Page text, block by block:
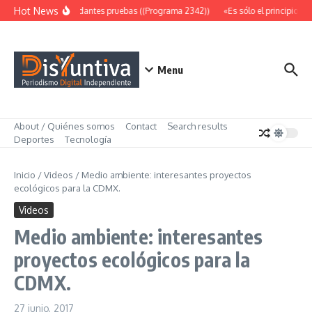
Saltar al contenido
Hot NewsAbundantes pruebas ((Programa 2342)) «Es sólo el principio»
Menu
About / Quiénes somos Contact
Search results
Deportes
Tecnología
Inicio /Videos / Medio ambiente: interesantes proyectos
ecológicos para la CDMX.
Videos
Medio ambiente: interesantes
proyectos ecológicos para la
CDMX.
27 junio, 2017